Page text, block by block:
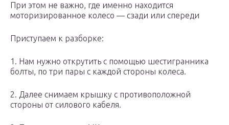
При этом не важно, где именно находится
моторизированное колесо — сзади или спереди
Приступаем к разборке:
1. Нам нужно открутить с помощью шестигранника
болты, по три пары с каждой стороны колеса.
2. Далее снимаем крышку с противоположной
стороны от силового кабеля.